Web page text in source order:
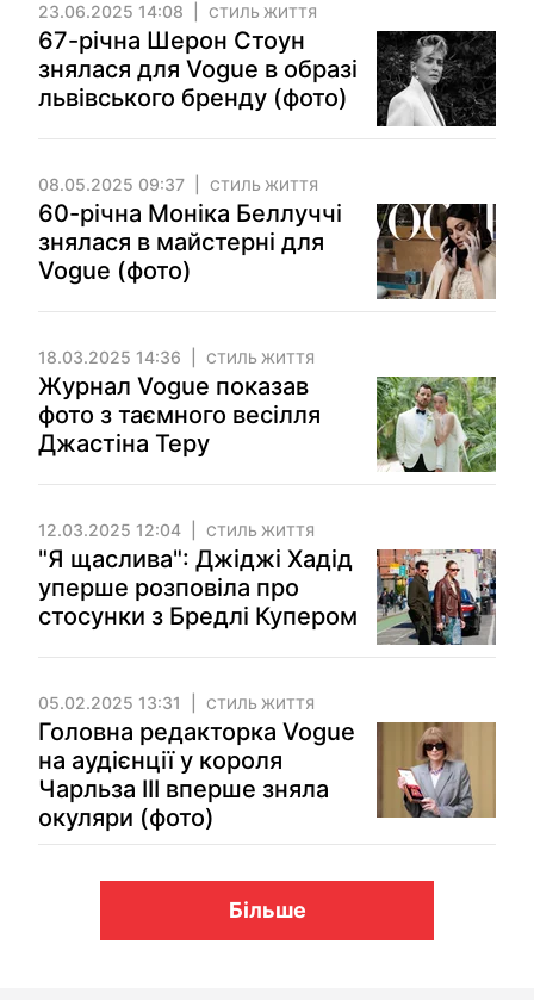
23.06.2025 14:08 СТИЛЬ ЖИТТЯ
67-річна Шерон Стоун
знялася для Vogue в образі
львівського бренду (фото)
08.05.2025 09:37 СТИЛЬ ЖИТТЯ
60-річна Моніка Беллуччі
знялася в майстерні для
Vogue (фото)
18.03.2025 14:36 СТИЛЬ ЖИТТЯ
Журнал Vogue показав
фото з таємного весілля
Джастіна Теру
12.03.2025 12:04 СТИЛЬ ЖИТТЯ
"Я щаслива": Джіджі Хадід
уперше розповіла про
стосунки з Бредлі Купером
05.02.2025 13:31 СТИЛЬ ЖИТТЯ
Головна редакторка Vogue
на аудієнції у короля
Чарльза III вперше зняла
окуляри (фото)
Більше